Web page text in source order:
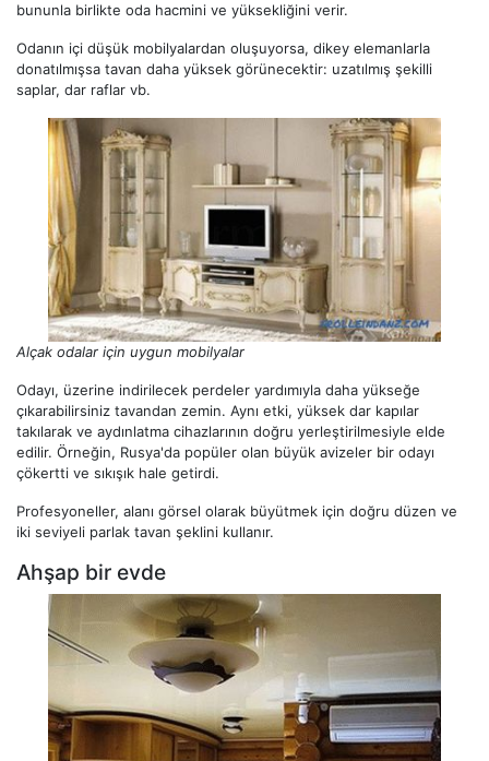
bununla birlikte oda hacmini ve yüksekliğini verir.
Odanın içi düşük mobilyalardan oluşuyorsa, dikey elemanlarla
donatılmışsa tavan daha yüksek görünecektir: uzatılmış şekilli
saplar, dar raflar vb.
Alçak odalar için uygun mobilyalar
Odayı, üzerine indirilecek perdeler yardımıyla daha yükseğe
çıkarabilirsiniz tavandan zemin. Aynı etki, yüksek dar kapılar
takılarak ve aydınlatma cihazlarının doğru yerleştirilmesiyle elde
edilir. Örneğin, Rusya'da popüler olan büyük avizeler bir odayı
çökertti ve sıkışık hale getirdi.
Profesyoneller, alanı görsel olarak büyütmek için doğru düzen ve
iki seviyeli parlak tavan şeklini kullanır.
Ahşap bir evde